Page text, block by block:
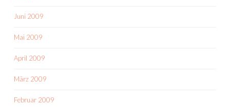
Juni 2009
Mai 2009
April 2009
März 2009
Februar 2009